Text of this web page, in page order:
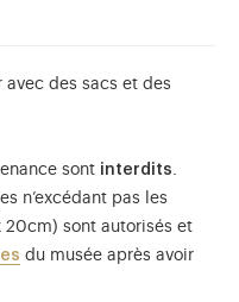
avec des sacs et des
sont interdits.
n’excédant pas les
20cm) sont autorisés et
du musée après avoir